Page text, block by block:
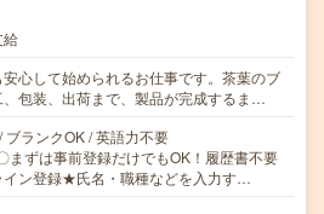
給
心して始められるお仕事です。茶葉のブ
、包装、出荷まで、製品が完成するま…
ブランクOK / 英語力不要
ずは事前登録だけでもOK！履歴書不要
イン登録★氏名・職種などを入力す…